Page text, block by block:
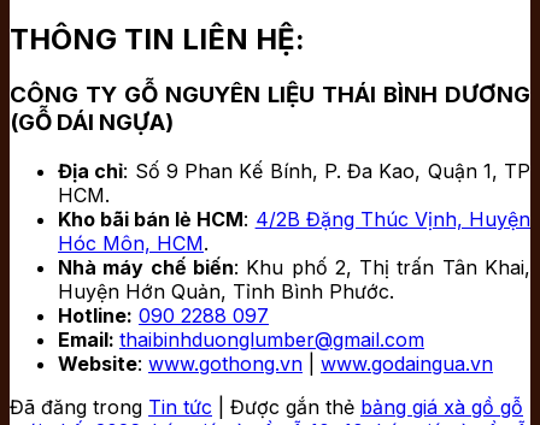
THÔNG TIN LIÊN HỆ:
CÔNG TY GỖ NGUYÊN LIỆU THÁI BÌNH DƯƠNG
(GỖ DÁI NGỰA)
Địa chỉ: Số 9 Phan Kế Bính, P. Đa Kao, Quận 1, TP
HCM.
Kho bãi bán lẻ HCM: 4/2B Đặng Thúc Vịnh, Huyện
Hóc Môn, HCM.
Nhà máy chế biến: Khu phố 2, Thị trấn Tân Khai,
Huyện Hớn Quản, Tỉnh Bình Phước.
Hotline: 090 2288 097
Email: thaibinhduonglumber@gmail.com
Website: www.gothong.vn
www.godaingua.vn
Đã đăng trong Tin tức Được gắn thẻ bảng giá xà gồ gỗ